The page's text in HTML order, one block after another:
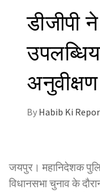
डीजीपी
By Habib Ki
जयपुर। महानिदेशक
विधानसभा चुनाव के